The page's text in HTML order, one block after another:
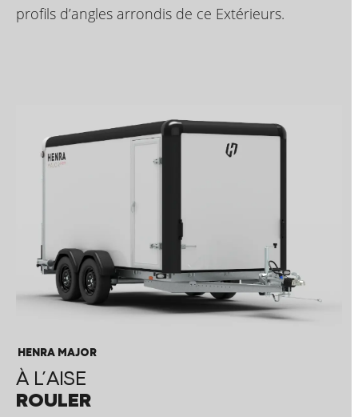
profils d’angles arrondis de ce Extérieurs.
HENRA MAJOR
À L’AISE
ROULER